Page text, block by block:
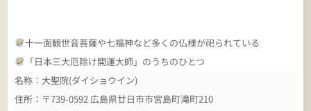
十一面観世音菩薩や七福神など多くの仏様が祀られている
「日本三大厄除け開運大師」のうちのひとつ
名称：大聖院(ダイショウイン)
住所：〒739-0592 広島県廿日市市宮島町滝町210